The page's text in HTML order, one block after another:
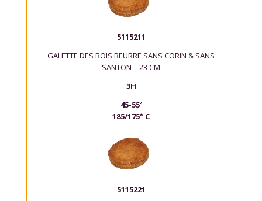
5115211
GALETTE DES ROIS BEURRE SANS CORIN & SANS
SANTON – 23 CM
3H
45-55′
185/175° C
5115221